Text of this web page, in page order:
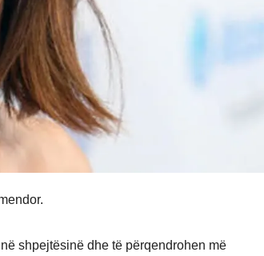
shpejtësinë dhe të përqendrohen më